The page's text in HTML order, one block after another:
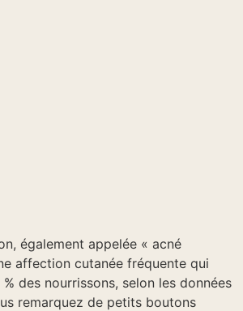
également appelée « acné
affection cutanée fréquente qui
des nourrissons, selon les données
remarquez de petits boutons